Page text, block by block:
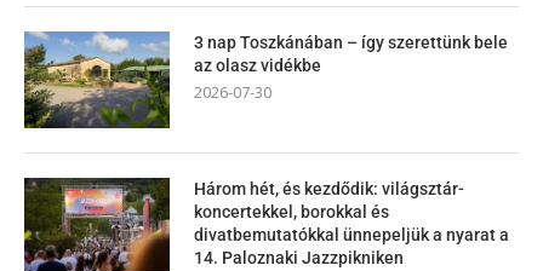
3 nap Toszkánában – így szerettünk bele
az olasz vidékbe
2026-07-30
Három hét, és kezdődik: világsztár-
koncertekkel, borokkal és
divatbemutatókkal ünnepeljük a nyarat a
14. Paloznaki Jazzpikniken